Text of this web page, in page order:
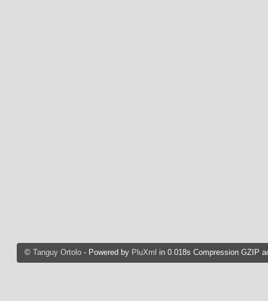
© Tanguy Ortolo- Powered by PluXml in 0.018s Compression GZIP